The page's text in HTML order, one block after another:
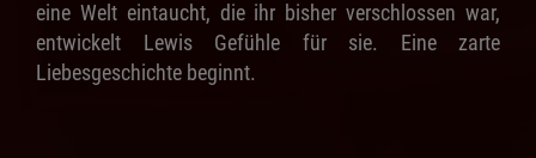
eine Welt eintaucht, die ihr bisher verschlossen war,
entwickelt Lewis Gefühle für sie. Eine zarte
Liebesgeschichte beginnt.